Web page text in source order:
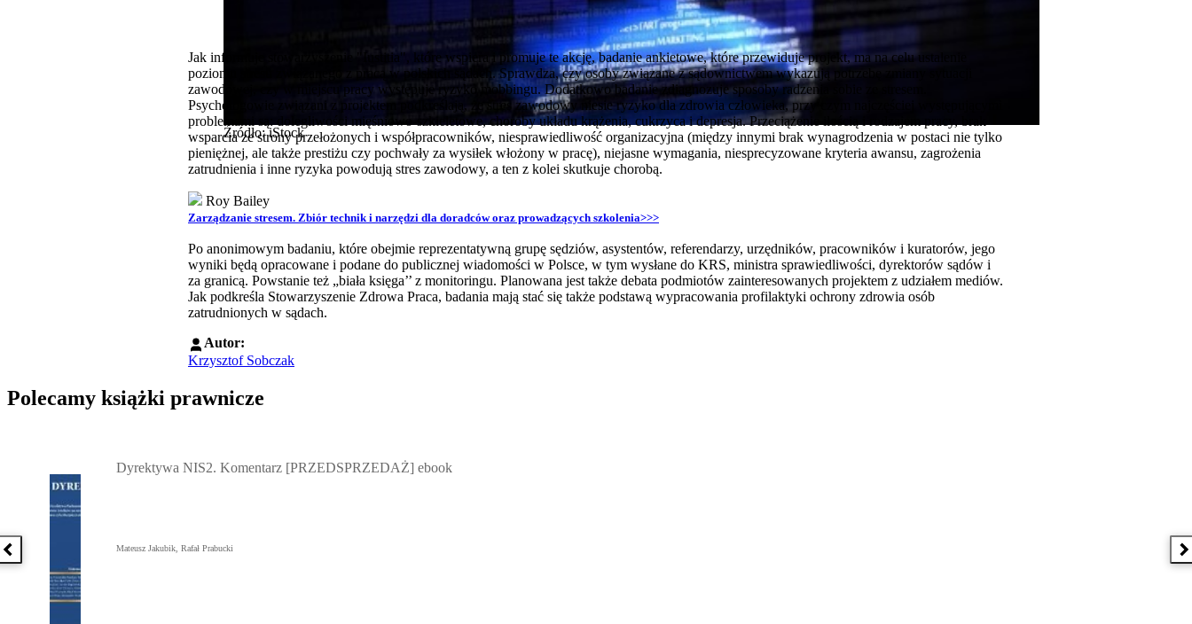
Źródło: iStock
Jak informuje stowarzyszenie "Iustitia", które wspiera i promuje te akcję, badanie ankietowe, które przewiduje projekt, ma na celu ustalenie
poziomu stresu związanego z pracą w polskich sądach. Sprawdza, czy osoby związane z sądownictwem wykazują potrzebę zmiany sytuacji
zawodowej, czy w miejscu pracy występuje ryzyko mobbingu. Dodatkowo badanie zdiagnozuje sposoby radzenia sobie ze stresem.
Psychologowie związani z projektem podkreślają, że stres zawodowy niesie ryzyko dla zdrowia człowieka, przy czym najczęściej występującymi
problemami są: dolegliwości mięśniowo-szkieletowe, choroby układu krążenia, cukrzyca i depresja. Przeciążenie ilością i rodzajem pracy, brak
wsparcia ze strony przełożonych i współpracowników, niesprawiedliwość organizacyjna (między innymi brak wynagrodzenia w postaci nie tylko
pieniężnej, ale także prestiżu czy pochwały za wysiłek włożony w pracę), niejasne wymagania, niesprecyzowane kryteria awansu, zagrożenia
zatrudnienia i inne ryzyka powodują stres zawodowy, a ten z kolei skutkuje chorobą.
Roy Bailey
Zarządzanie stresem. Zbiór technik i narzędzi dla doradców oraz prowadzących szkolenia>>>
Po anonimowym badaniu, które obejmie reprezentatywną grupę sędziów, asystentów, referendarzy, urzędników, pracowników i kuratorów, jego
wyniki będą opracowane i podane do publicznej wiadomości w Polsce, w tym wysłane do KRS, ministra sprawiedliwości, dyrektorów sądów i
za granicą. Powstanie też „biała księga’’ z monitoringu. Planowana jest także debata podmiotów zainteresowanych projektem z udziałem mediów.
Jak podkreśla Stowarzyszenie Zdrowa Praca, badania mają stać się także podstawą wypracowania profilaktyki ochrony zdrowia osób
zatrudnionych w sądach.
Autor:
Krzysztof Sobczak
Polecamy książki prawnicze
Poprzednia książka
Dyrektywa NIS2. Komentarz [PRZEDSPRZEDAŻ] ebook
Mateusz Jakubik, Rafał Prabucki